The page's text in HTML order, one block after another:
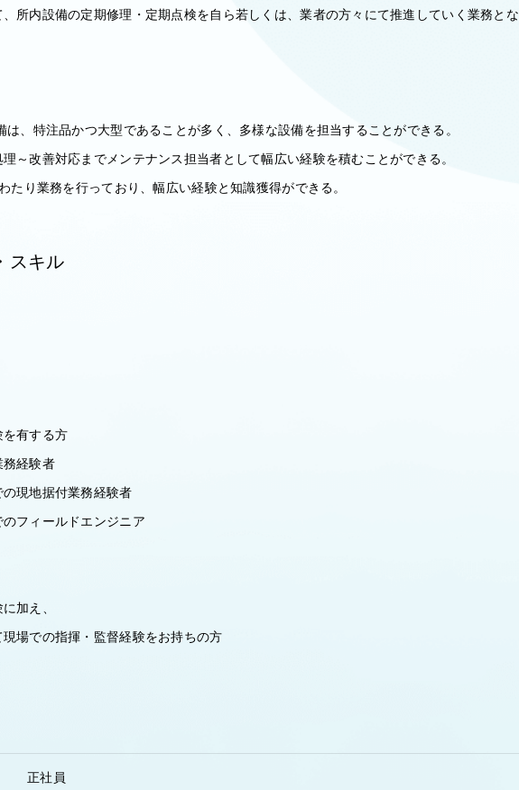
所内設備の定期修理・定期点検を自ら若しくは、業者の方々にて推進していく業務とな
は、特注品かつ大型であることが多く、多様な設備を担当することができる。
～改善対応までメンテナンス担当者として幅広い経験を積むことができる。
たり業務を行っており、幅広い経験と知識獲得ができる。
スキル
有する方
務経験者
の現地据付業務経験者
のフィールドエンジニア
加え、
場での指揮・監督経験をお持ちの方
正社員